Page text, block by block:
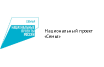
Национальный проект
«Семья»